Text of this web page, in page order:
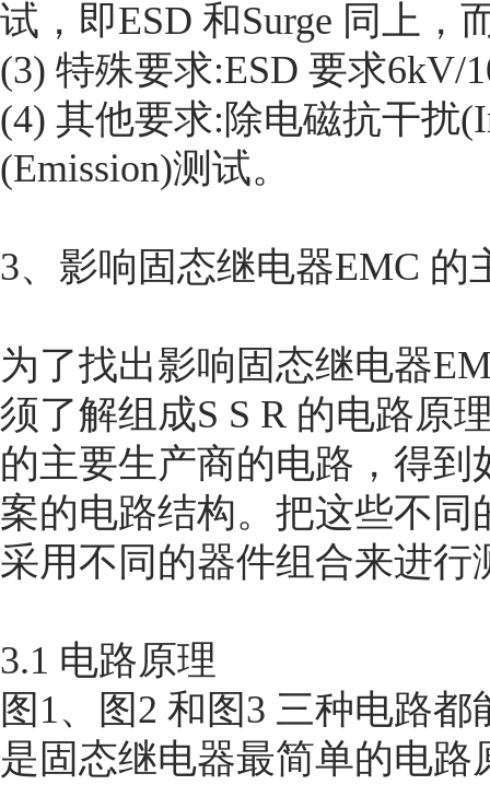
试，即ESD 和Surge 同上，
(3) 特殊要求:ESD 要求6kV/
(4) 其他要求:除电磁抗干扰
(Emission)测试。
3、影响固态继电器EMC 的
为了找出影响固态继电器
须了解组成S S R 的电路原
的主要生产商的电路，得
案的电路结构。把这些不
采用不同的器件组合来进
3.1 电路原理
图1、图2 和图3 三种电路
是固态继电器最简单的电